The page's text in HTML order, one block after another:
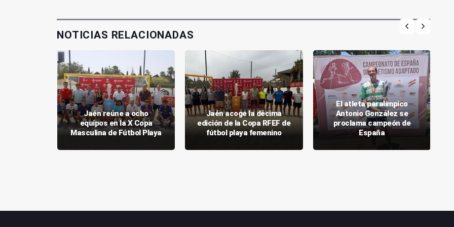
NOTICIAS RELACIONADAS
Jaén reúne a ocho
equipos en la X Copa
Masculina de Fútbol Playa
Jaén acoge la décima
edición de la Copa RFEF de
fútbol playa femenino
El atleta paralímpico
Antonio González se
proclama campeón de
España